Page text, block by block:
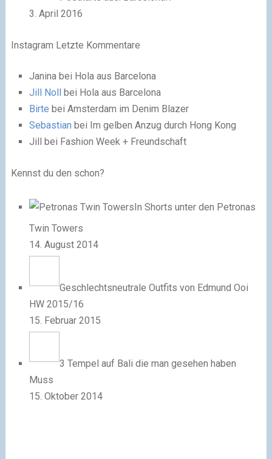
3. April 2016
Instagram Letzte Kommentare
Janinabei Hola aus Barcelona
Jill Nollbei Hola aus Barcelona
Birte bei Amsterdam im Denim Blazer
Sebastian bei Im gelben Anzug durch Hong Kong
Jill bei Fashion Week + Freundschaft
Kennst du den schon?
In Shorts unter den Petronas
Twin Towers
14. August 2014
Geschlechtsneutrale Outfits von Edmund Ooi
HW 2015/16
15. Februar 2015
3 Tempel auf Bali die man gesehen haben
Muss
15. Oktober 2014